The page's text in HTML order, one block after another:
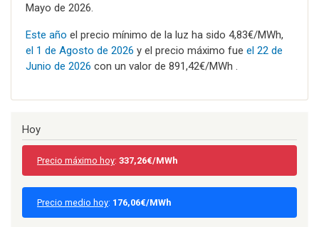
Mayo de 2026.
Este año el precio mínimo de la luz ha sido 4,83€/MWh,
el 1 de Agosto de 2026 y el precio máximo fue el 22 de
Junio de 2026 con un valor de 891,42€/MWh .
Hoy
Precio máximo hoy: 337,26€/MWh
Precio medio hoy: 176,06€/MWh